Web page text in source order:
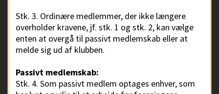
Stk. 3. Ordinære medlemmer, der ikke længere
overholder kravene, jf. stk. 1 og stk. 2, kan vælge
enten at overgå til passivt medlemskab eller at
melde sig ud af klubben.
Passivt medlemskab:
Stk. 4. Som passivt medlem optages enhver, som